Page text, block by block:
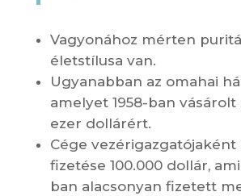
Vagyonához mérten
életstílusa van.
Ugyanabban az omahai
amelyet 1958-ban
ezer dollárért.
Cége vezérigazgatójaként
fizetése 100.000 dollár,
ban alacsonyan fizetett